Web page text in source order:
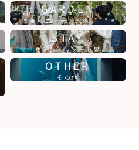
GARDEN
ガーデン・森
STAY
ホテル・リゾート婚
OTHER
その他